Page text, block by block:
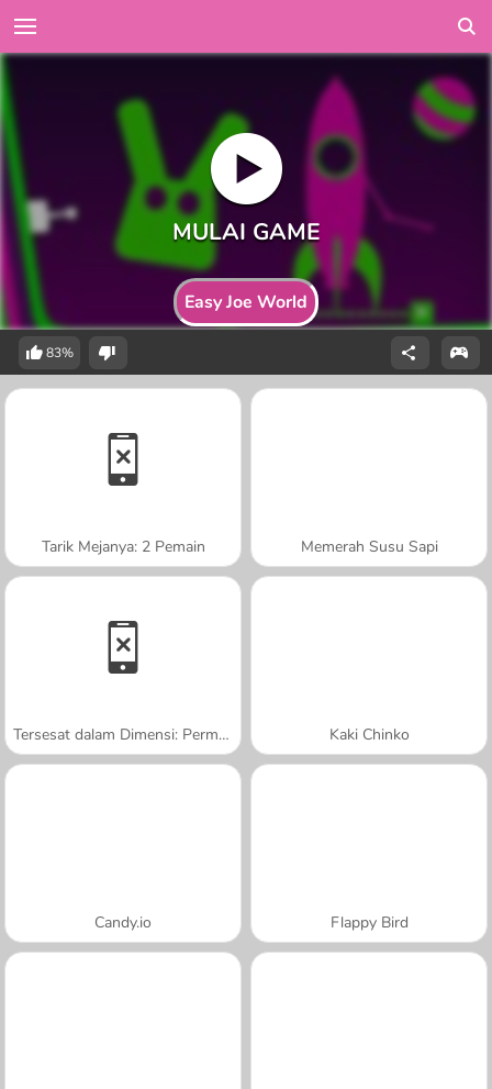
Easy Joe World
83%
Tarik Mejanya: 2 Pemain Memerah Susu Sapi
Tersesat dalam Dimensi: Permulaan Kaki Chinko
Candy.io Flappy Bird